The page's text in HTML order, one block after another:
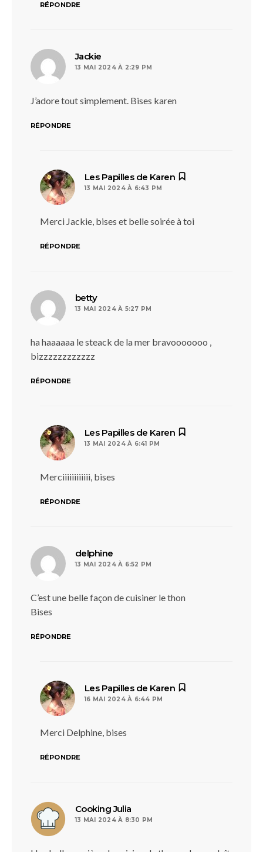
RÉPONDRE
Jackie
13 MAI 2024 À 2:29 PM
J’adore tout simplement. Bises karen
RÉPONDRE
Les Papilles de Karen
13 MAI 2024 À 6:43 PM
Merci Jackie, bises et belle soirée à toi
RÉPONDRE
bettydit :
13 MAI 2024 À 5:27 PM
ha haaaaaa le steack de la mer bravooooooo ,
bizzzzzzzzzzzz
RÉPONDRE
Les Papilles de Karen
13 MAI 2024 À 6:41 PM
Merciiiiiiiiiiii, bises
RÉPONDRE
delphine
13 MAI 2024 À 6:52 PM
C’est une belle façon de cuisiner le thon
Bises
RÉPONDRE
Les Papilles de Karen
16 MAI 2024 À 6:44 PM
Merci Delphine, bises
RÉPONDRE
Cooking Julia
13 MAI 2024 À 8:30 PM